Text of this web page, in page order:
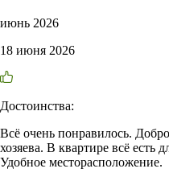
июнь 2026
18 июня 2026
Достоинства:
Всё очень понравилось.
хозяева. В квартире всё есть
Удобное месторасположение.